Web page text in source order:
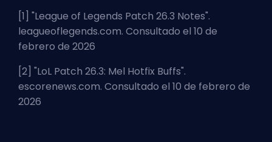
[1] "League of Legends Patch 26.3 Notes".
leagueoflegends.com. Consultado el 10 de
febrero de 2026
[2] "LoL Patch 26.3: Mel Hotfix Buffs".
escorenews.com. Consultado el 10 de febrero de
2026